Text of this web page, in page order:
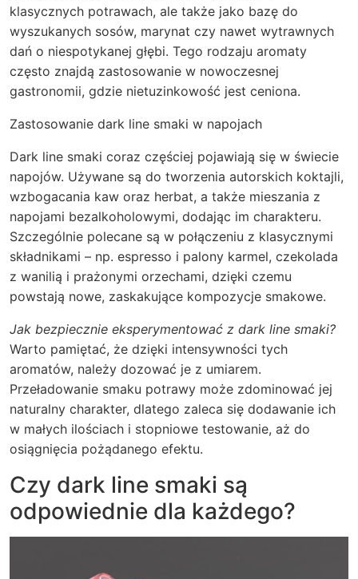
klasycznych potrawach, ale także jako bazę do
wyszukanych sosów, marynat czy nawet wytrawnych
dań o niespotykanej głębi. Tego rodzaju aromaty
często znajdą zastosowanie w nowoczesnej
gastronomii, gdzie nietuzinkowość jest ceniona.
Zastosowanie dark line smaki w napojach
Dark line smaki coraz częściej pojawiają się w świecie
napojów. Używane są do tworzenia autorskich koktajli,
wzbogacania kaw oraz herbat, a także mieszania z
napojami bezalkoholowymi, dodając im charakteru.
Szczególnie polecane są w połączeniu z klasycznymi
składnikami – np. espresso i palony karmel, czekolada
z wanilią i prażonymi orzechami, dzięki czemu
powstają nowe, zaskakujące kompozycje smakowe.
Jak bezpiecznie eksperymentować z dark line smaki?
Warto pamiętać, że dzięki intensywności tych
aromatów, należy dozować je z umiarem.
Przeładowanie smaku potrawy może zdominować jej
naturalny charakter, dlatego zaleca się dodawanie ich
w małych ilościach i stopniowe testowanie, aż do
osiągnięcia pożądanego efektu.
Czy dark line smaki są
odpowiednie dla każdego?